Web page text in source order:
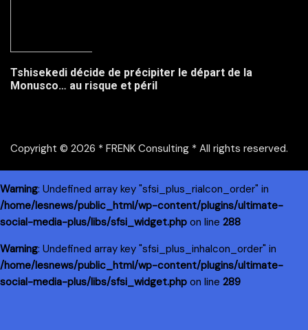
Tshisekedi décide de précipiter le départ de la
Monusco… au risque et péril
Copyright © 2026 * FRENK Consulting * All rights reserved.
Warning: Undefined array key "sfsi_plus_riaIcon_order" in
/home/lesnews/public_html/wp-content/plugins/ultimate-
social-media-plus/libs/sfsi_widget.php on line 288
Warning: Undefined array key "sfsi_plus_inhaIcon_order" in
/home/lesnews/public_html/wp-content/plugins/ultimate-
social-media-plus/libs/sfsi_widget.php on line 289